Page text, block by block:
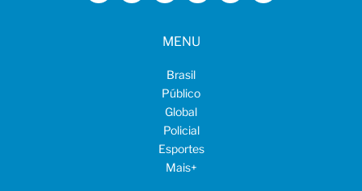
MENU
Brasil
Público
Global
Policial
Esportes
Mais+